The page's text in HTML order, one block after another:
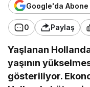
Google'da Abone
0 Paylaş
Yaşlanan
yaşının
gösteriliyor.